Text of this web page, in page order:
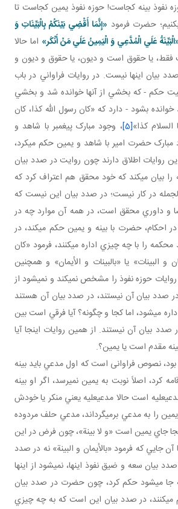
نفوذ بينه کجاست! حوزه نفوذ يمين کجاست تا
حضرت فرمود «إِنَّمَا أَقْضِي بَيْنَكُمْ بِالْبَيِّنَاتِ وَ
عَلَي الْمُدَّعِي وَ الْيَمِينُ عَلَي مَنْ أَنْكَر» اما حالا
يا حقوق است و ديون، يا حقوق و ديون و
بيان اينها نيست. در روايات فراواني در باب
حکم - که بخشي از آنها خوانده شد و بخشي
بشود - دارد که «کان رسول الله کذا، کان
کذا»[5] ، وجود مبارک پيغمبر با شاهد و
مبارک حضرت امير با شاهد و يمين حکم مي کرد،
روايات اطلاق دارند چون روايت در صدد بيان
بيان مي کند که خود محقق هم اعتراف کرد که
در کار نيست؛ در صدد بيان اين نيست که
و داوري محقق است، در همه آن موارد چه در
احکام، حضرت با بينه و يمين حکم مي کند، در
را با چه چيزي اداره مي کنند، فرمود «کان
و البينات» يا «بالبينات و الأيمان» و همچنين
حوزه نفوذ را مشخص نمي کند و نمي شود از
صدد بيان آن نيستند، در صدد بيان آن هستند
مي شود، اما کجا و چگونه؟ آيا فرقي است بين
بيان آن نيستند. از همين روايات اينجا آيا
مقدم است يا يمين؟.
نصوص فراوانی است که اول مدعي بايد بينه
کرد، اصلاً نوبت به يمين نمي رسد، اگر او بينه
عليه است حالا مدعي عليه يعني منکر يا خودش
يمين را به مدعي برمي گرداند، مدعي حلف مردوده
جاي يمين است «و لا بينة»، چون فرض در اين
جايي که فرمود «بالأيمان و البينة» نه در صدد
بيان سعه و ضيق نفوذ اينها، نمي شود از اينها
جا مي شود حکم کرد، چون حضرت در صدد بيان
کنند، در صدد بيان اين است که به چه چيزي